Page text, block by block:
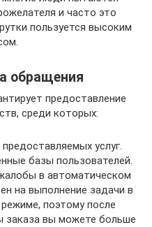
и часто это
пользуется высоким
обращения
предоставление
среди которых:
услуг.
базы пользователей.
в автоматическом
на выполнение задачи в
поэтому после
заказа вы можете больше